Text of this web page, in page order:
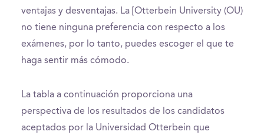
ventajas y desventajas. La [Otterbein University (OU)
no tiene ninguna preferencia con respecto a los
exámenes, por lo tanto, puedes escoger el que te
haga sentir más cómodo.
La tabla a continuación proporciona una
perspectiva de los resultados de los candidatos
aceptados por la Universidad Otterbein que